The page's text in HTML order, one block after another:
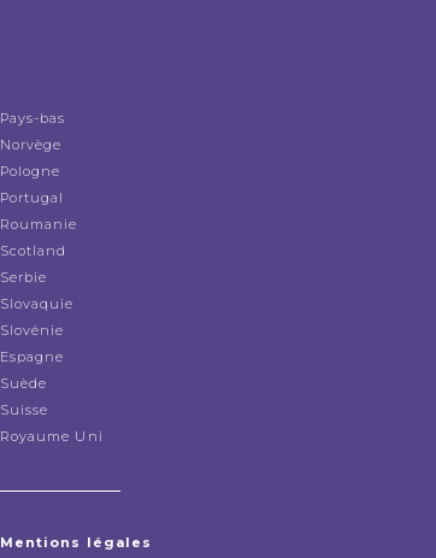
Pays-bas
Norvège
Pologne
Portugal
Roumanie
Scotland
Serbie
Slovaquie
Slovénie
Espagne
Suède
Suisse
Royaume Uni
Mentions légales